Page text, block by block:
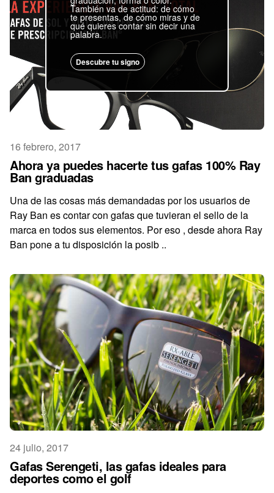
16 febrero, 2017
Ahora ya puedes hacerte tus gafas 100% Ray
Ban graduadas
Una de las cosas más demandadas por los usuarios de
Ray Ban es contar con gafas que tuvieran el sello de la
marca en todos sus elementos. Por eso , desde ahora Ray
Ban pone a tu disposición la posib ..
24 julio, 2017
Gafas Serengeti, las gafas ideales para
deportes como el golf
También va de actitud: de cómo
te presentas, de cómo miras y de
qué quieres contar sin decir una
palabra.
Descubre tu signo